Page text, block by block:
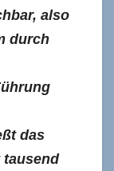
also
durch
das
tausend